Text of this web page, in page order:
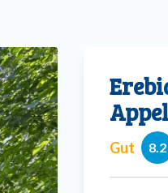
Gut 8.2